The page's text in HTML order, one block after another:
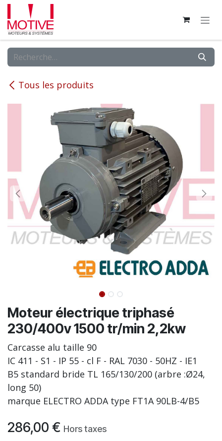
Se rendre au contenu
Tous les produits
Moteur électrique triphasé
230/400v 1500 tr/min 2,2kw
Carcasse alu taille 90
IC 411 - S1 - IP 55 - cl F - RAL 7030 - 50HZ - IE1
B5 standard bride TL 165/130/200 (arbre :Ø24,
long 50)
marque ELECTRO ADDA type FT1A 90LB-4/B5
286,00 € Hors taxes